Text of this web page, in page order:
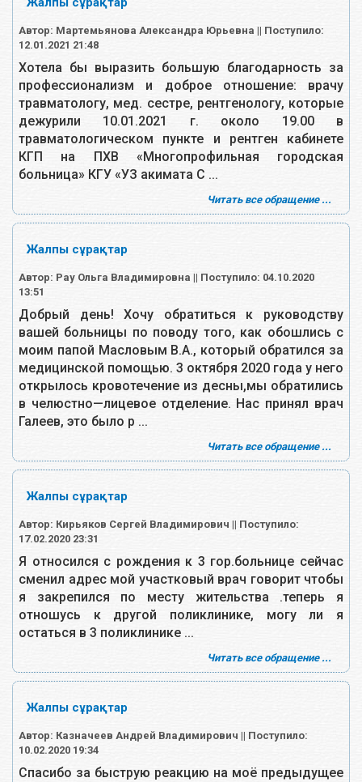
Автор: Мартемьянова Александра Юрьевна || Поступило:
12.01.2021 21:48
Хотела бы выразить большую благодарность за
профессионализм и доброе отношение: врачу
травматологу, мед. сестре, рентгенологу, которые
дежурили 10.01.2021 г. около 19.00 в
травматологическом пункте и рентген кабинете
КГП на ПХВ «Многопрофильная городская
больница» КГУ «УЗ акимата С ...
Читать все обращение ...
Жалпы сұрақтар
Автор: Рау Ольга Владимировна || Поступило: 04.10.2020
13:51
Добрый день! Хочу обратиться к руководству
вашей больницы по поводу того, как обошлись с
моим папой Масловым В.А., который обратился за
медицинской помощью. 3 октября 2020 года у него
открылось кровотечение из десны,мы обратились
в челюстно—лицевое отделение. Нас принял врач
Галеев, это было р ...
Читать все обращение ...
Жалпы сұрақтар
Автор: Кирьяков Сергей Владимирович || Поступило:
17.02.2020 23:31
Я относился с рождения к 3 гор.больнице сейчас
сменил адрес мой участковый врач говорит чтобы
я закрепился по месту жительства .теперь я
отношусь к другой поликлинике, могу ли я
остаться в 3 поликлинике ...
Читать все обращение ...
Жалпы сұрақтар
Автор: Казначеев Андрей Владимирович || Поступило:
10.02.2020 19:34
Спасибо за быструю реакцию на моё предыдущее